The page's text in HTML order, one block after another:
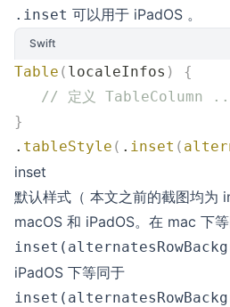
.inset 可以用于 iPadOS 。
Swift
Table ( localeInfos )
{
// 定义 TableColumn
}
. tableStyle ( . inset (
inset
默认样式（ 本文之前的截图均为
macOS 和 iPadOS。在 mac 下
iPadOS 下等同于